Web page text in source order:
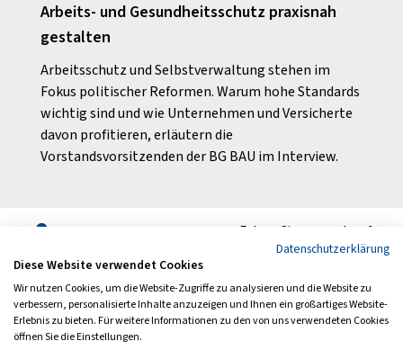
Arbeits- und Gesundheitsschutz praxisnah
gestalten
Arbeitsschutz und Selbstverwaltung stehen im
Fokus politischer Reformen. Warum hohe Standards
wichtig sind und wie Unternehmen und Versicherte
davon profitieren, erläutern die
Vorstandsvorsitzenden der BG BAU im Interview.
Folgen Sie uns auch auf
Archiv
Datenschutzerklärung
Diese Website verwendet Cookies
Wir nutzen Cookies, um die Website-Zugriffe zu analysieren und die Website zu
verbessern, personalisierte Inhalte anzuzeigen und Ihnen ein großartiges Website-
Erlebnis zu bieten. Für weitere Informationen zu den von uns verwendeten Cookies
öffnen Sie die Einstellungen.